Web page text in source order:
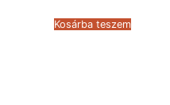
76.556 Ft.
Kosárba teszem